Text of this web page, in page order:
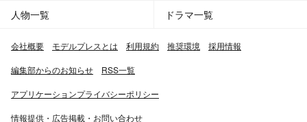
人物一覧 ドラマ一覧
会社概要 モデルプレスとは 利用規約 推奨環境 採用情報
編集部からのお知らせ RSS一覧
アプリケーションプライバシーポリシー
情報提供・広告掲載・お問い合わせ